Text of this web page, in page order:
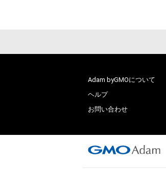
Adam byGMOについて
ヘルプ
お問い合わせ